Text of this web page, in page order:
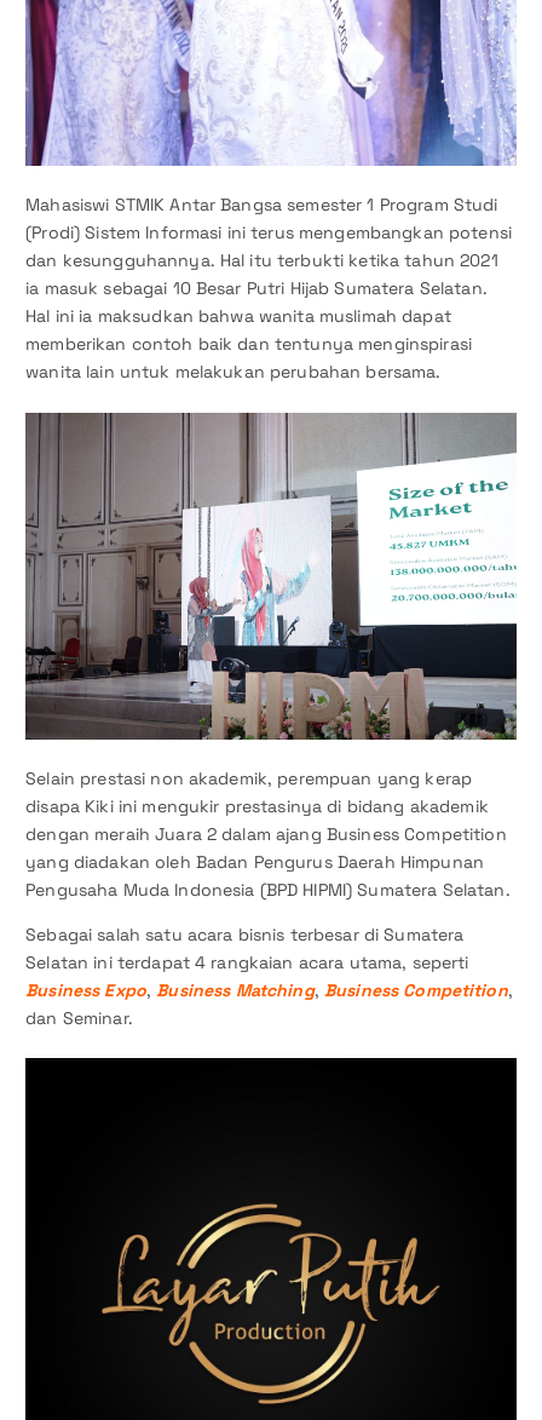
Mahasiswi STMIK Antar Bangsa semester 1 Program Studi
(Prodi) Sistem Informasi ini terus mengembangkan potensi
dan kesungguhannya. Hal itu terbukti ketika tahun 2021
ia masuk sebagai 10 Besar Putri Hijab Sumatera Selatan.
Hal ini ia maksudkan bahwa wanita muslimah dapat
memberikan contoh baik dan tentunya menginspirasi
wanita lain untuk melakukan perubahan bersama.
Selain prestasi non akademik, perempuan yang kerap
disapa Kiki ini mengukir prestasinya di bidang akademik
dengan meraih Juara 2 dalam ajang Business Competition
yang diadakan oleh Badan Pengurus Daerah Himpunan
Pengusaha Muda Indonesia (BPD HIPMI) Sumatera Selatan.
Sebagai salah satu acara bisnis terbesar di Sumatera
Selatan ini terdapat 4 rangkaian acara utama, seperti
Business Expo,Business Matching, Business Competition,
dan Seminar.